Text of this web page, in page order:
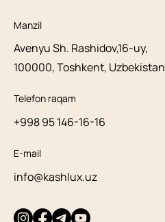
Manzil
Avenyu Sh. Rashidov,16-uy,
100000, Toshkent, Uzbekistan
Telefon raqam
+998 95 146-16-16
E-mail
info@kashlux.uz